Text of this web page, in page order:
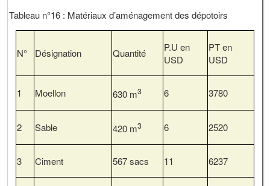
Tableau n°16 : Matériaux d’aménagement des dépotoirs
N° Désignation Quantité
P.U en
USD
PT en
USD
1 Moellon 630 m3 6 3780
2 Sable 420 m3 6 2520
3 Ciment 567 sacs 11 6237